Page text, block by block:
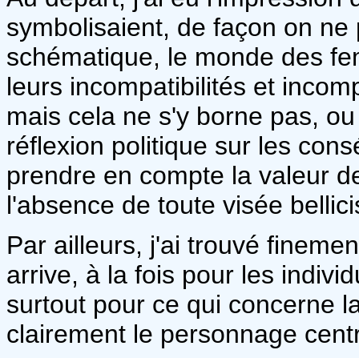
symbolisaient, de façon on
schématique, le monde des
leurs incompatibilités et
mais cela ne s'y borne pas,
réflexion politique sur les
prendre en compte la valeur
l'absence de toute visée
Par ailleurs, j'ai trouvé
arrive, à la fois pour les
surtout pour ce qui concerne
clairement le personnage